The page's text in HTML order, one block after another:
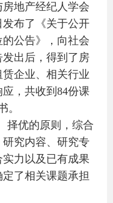
地产经纪人学会
发布了《关于公开
公告》，向社会
出后，得到了房
企业、相关行业
，共收到84份课
。
择优的原则，综合
究内容、研究专
力以及已有成果
了相关课题承担